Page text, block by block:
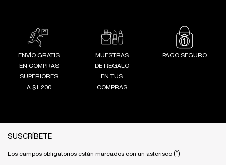
ENVÍO GRATIS
EN COMPRAS
SUPERIORES
A $1,200
MUESTRAS
DE REGALO
EN TUS
COMPRAS
PAGO SEGURO
SUSCRÍBETE
Los campos obligatorios están marcados con un asterisco (*)